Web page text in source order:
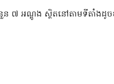
ន ៧ អណ្ដូង ស្ថិតនៅតាមទីតាំងដូច